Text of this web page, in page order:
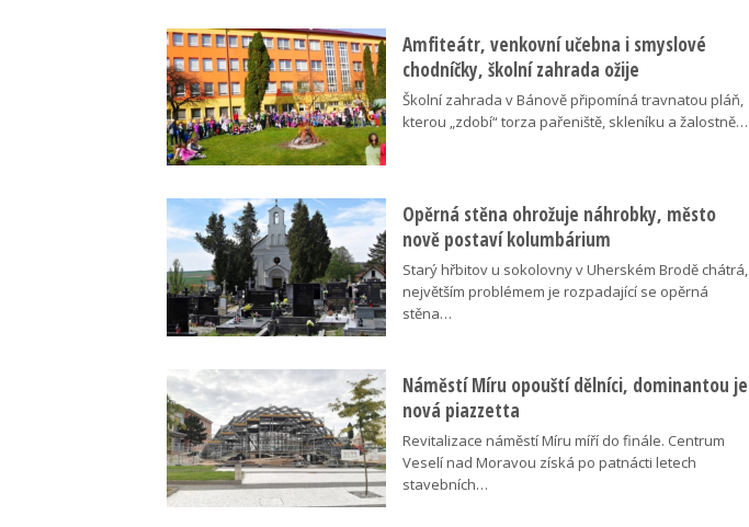
Amfiteátr, venkovní učebna i smyslové
chodníčky, školní zahrada ožije
Školní zahrada v Bánově připomíná travnatou pláň,
kterou „zdobí“ torza pařeniště, skleníku a žalostně…
Opěrná stěna ohrožuje náhrobky, město
nově postaví kolumbárium
Starý hřbitov u sokolovny v Uherském Brodě chátrá,
největším problémem je rozpadající se opěrná
stěna…
Náměstí Míru opouští dělníci, dominantou je
nová piazzetta
Revitalizace náměstí Míru míří do finále. Centrum
Veselí nad Moravou získá po patnácti letech
stavebních…